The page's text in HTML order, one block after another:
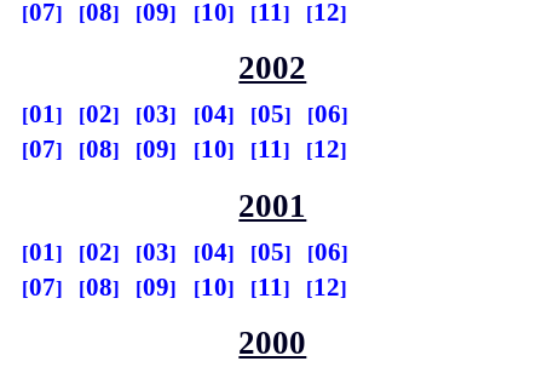
07
08 09 10 11 12
2002
01 02 03 04 05
06
07
08 09 10 11 12
2001
01 02 03 04 05
06
07
08 09 10 11 12
2000